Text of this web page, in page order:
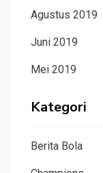
Agustus 2019
Juni 2019
Mei 2019
Kategori
Berita Bola